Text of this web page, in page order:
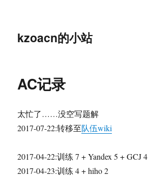
kzoacn的小站
AC记录
太忙了……没空写题解
2017-07-22:转移至队伍wiki
2017-04-22:训练 7 + Yandex 5 + GCJ 4
2017-04-23:训练 4 + hiho 2